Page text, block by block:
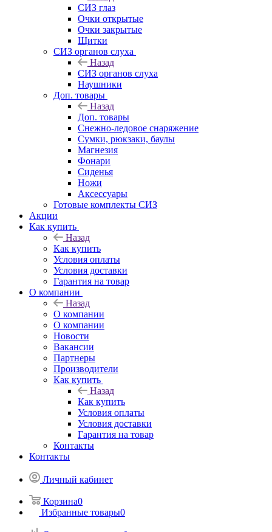
СИЗ глаз
Очки открытые
Очки закрытые
Щитки
СИЗ органов слуха
Назад
СИЗ органов слуха
Наушники
Доп. товары
Назад
Доп. товары
Снежно-ледовое снаряжение
Сумки, рюкзаки, баулы
Магнезия
Фонари
Сиденья
Ножи
Аксессуары
Готовые комплекты СИЗ
Акции
Как купить
Назад
Как купить
Условия оплаты
Условия доставки
Гарантия на товар
О компании
Назад
О компании
О компании
Новости
Вакансии
Партнеры
Производители
Как купить
Назад
Как купить
Условия оплаты
Условия доставки
Гарантия на товар
Контакты
Контакты
Личный кабинет
Корзина0
Избранные товары0